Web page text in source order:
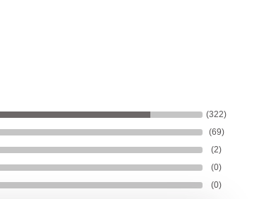
(322)
(69)
(2)
(0)
(0)